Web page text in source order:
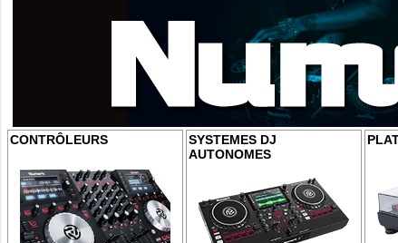
CONTRÔLEURS
SYSTEMES DJ
AUTONOMES